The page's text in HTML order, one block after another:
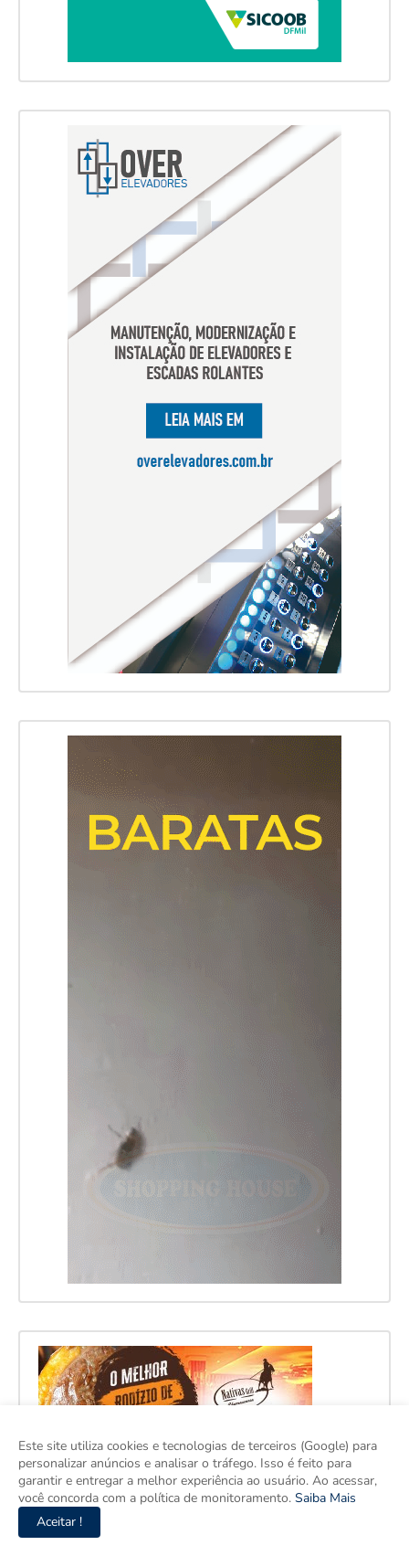
Este site utiliza cookies e tecnologias de terceiros (Google) para
personalizar anúncios e analisar o tráfego. Isso é feito para
garantir e entregar a melhor experiência ao usuário. Ao acessar,
você concorda com a política de monitoramento. Saiba Mais
Aceitar !